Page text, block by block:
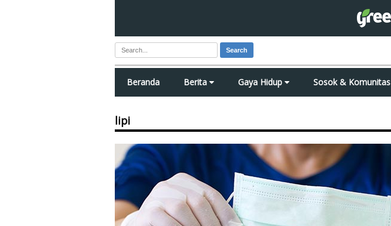
Search
Beranda Berita Gaya Hidup Sosok & Komunitas
lipi